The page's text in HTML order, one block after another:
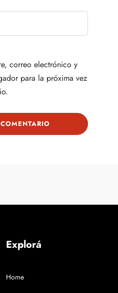
correo electrónico y
para la próxima vez
Explorá
Home